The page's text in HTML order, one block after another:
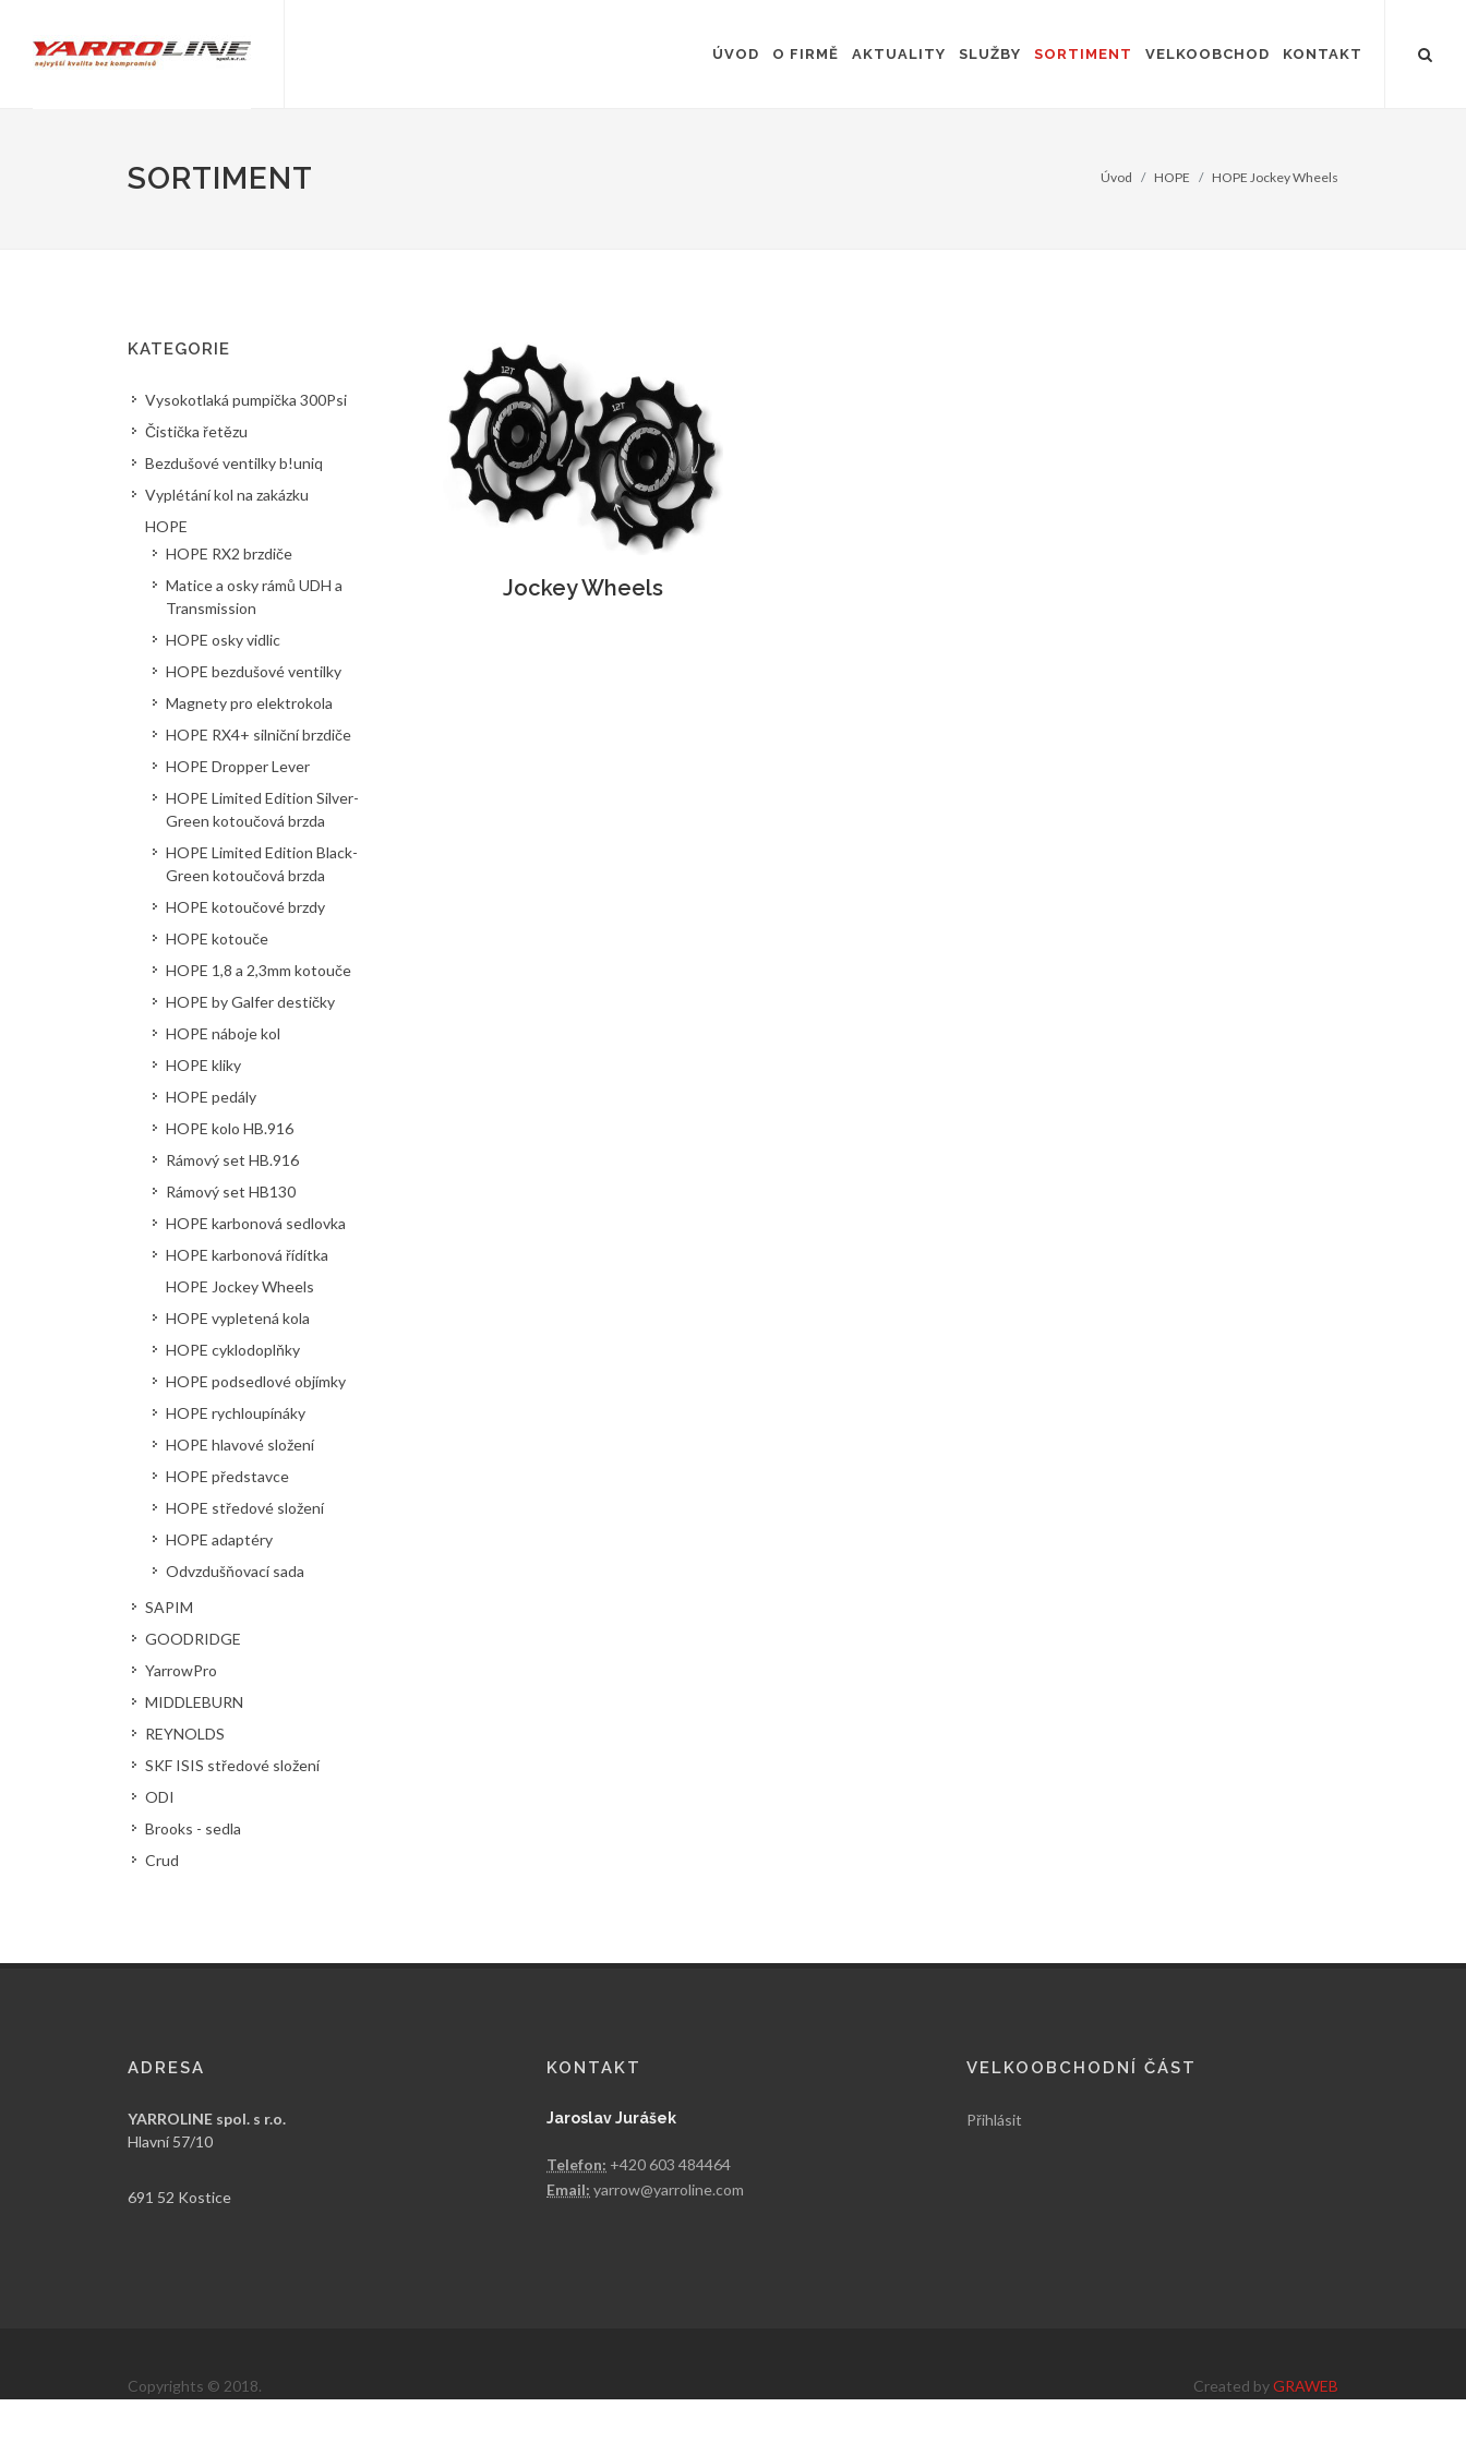
ÚVOD O FIRMĚ AKTUALITY SLUŽBY SORTIMENT VELKOOBCHOD KONTAKT
SORTIMENT Úvod HOPE HOPE Jockey Wheels
Jockey Wheels
KATEGORIE
Vysokotlaká pumpička 300Psi
Čistička řetězu
Bezdušové ventilky b!uniq
Vyplétání kol na zakázku
HOPE
HOPE RX2 brzdiče
Matice a osky rámů UDH a
Transmission
HOPE osky vidlic
HOPE bezdušové ventilky
Magnety pro elektrokola
HOPE RX4+ silniční brzdiče
HOPE Dropper Lever
HOPE Limited Edition Silver-
Green kotoučová brzda
HOPE Limited Edition Black-
Green kotoučová brzda
HOPE kotoučové brzdy
HOPE kotouče
HOPE 1,8 a 2,3mm kotouče
HOPE by Galfer destičky
HOPE náboje kol
HOPE kliky
HOPE pedály
HOPE kolo HB.916
Rámový set HB.916
Rámový set HB130
HOPE karbonová sedlovka
HOPE karbonová řídítka
HOPE Jockey Wheels
HOPE vypletená kola
HOPE cyklodoplňky
HOPE podsedlové objímky
HOPE rychloupínáky
HOPE hlavové složení
HOPE představce
HOPE středové složení
HOPE adaptéry
Odvzdušňovací sada
SAPIM
GOODRIDGE
YarrowPro
MIDDLEBURN
REYNOLDS
SKF ISIS středové složení
ODI
Brooks - sedla
Crud
ADRESA
YARROLINE spol. s r.o.
Hlavní 57/10
691 52 Kostice
KONTAKT
Jaroslav Jurášek
Telefon: +420 603 484464
Email: yarrow@yarroline.com
VELKOOBCHODNÍ ČÁST
Přihlásit
Copyrights © 2018. Created byGRAWEB